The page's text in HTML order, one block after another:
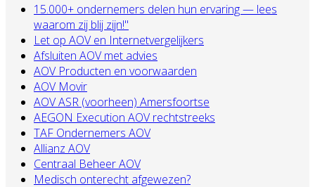
15.000+ ondernemers delen hun ervaring — lees
waarom zij blij zijn!"
Let op AOV en Internetvergelijkers
Afsluiten AOV met advies
AOV Producten en voorwaarden
AOV Movir
AOV ASR (voorheen) Amersfoortse
AEGON Execution AOV rechtstreeks
TAF Ondernemers AOV
Allianz AOV
Centraal Beheer AOV
Medisch onterecht afgewezen?